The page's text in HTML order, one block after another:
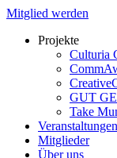
Mitglied werden
Projekte
Culturia
GUT
Take
Veranstaltungen
Mitglieder
Über uns